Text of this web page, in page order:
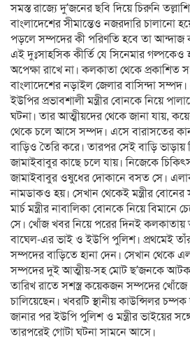
সমস্ত রাজ্যে দু’জনের ছবি দিয়ে চিরুনি
বাংলাদেশের সীমান্তেও নজরদারি চালানো
পড়লে সম্পদের কী পরিণতি হবে তা আন্দাজ
এই দুঃসাহসিক কীর্তি যে সিনেমার গল্পকেও
অপেক্ষা রাখে না। কলকাতা থেকে প্রকাশিত
বাংলাদেশের নড়াইল জেলার বাসিন্দা
ইউপির প্রভাবশালী মন্ত্রীর বোনকে নিয়ে
ঘটনা। তার আত্মীয়দের থেকে জানা যায়,
থেকে চলে আসে সম্পদ। এসে বারাসতের
বাড়িও তৈরি করে। তারপর সেই বাড়ি ভাড়ায়
জামাইবাবুর কাছে চলে যায়। নিজেকে
জামাইবাবুর ওষুধের দোকানে বসত সে।
নামডাকও হয়। সেখান থেকেই মন্ত্রীর
মার্চ মন্ত্রীর নাবালিকা বোনকে নিয়ে
সে। খোঁজ খবর নিয়ে পরের দিনই কলকাতায়
বাঘেল-এর ভাই ও ইউপি পুলিশ। প্রথমেই
সম্পদের বাড়িতে হানা দেন। সেখান
সম্পদের দুই আত্মীয়-সহ মোট ছ’জনকে আটক
তারিখ রাতে সশস্ত্র কয়েকজন সম্পদের
চালিয়েছেন। খবরটি স্থানীয় কাউন্সিলর
জানার পর ইউপি পুলিশ ও মন্ত্রীর ভাইয়ের
তারপরেই গোটা ঘটনা সামনে আসে।